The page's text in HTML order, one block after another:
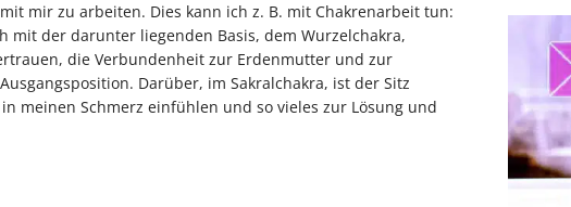
mir zu arbeiten. Dies kann ich z. B. mit Chakrenarbeit tun:
mit der darunter liegenden Basis, dem Wurzelchakra,
die Verbundenheit zur Erdenmutter und zur
Darüber, im Sakralchakra, ist der Sitz
meinen Schmerz einfühlen und so vieles zur Lösung und